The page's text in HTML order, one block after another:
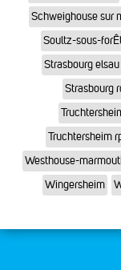
Schweighouse sur
Soultz-sous-
Strasbourg elsau
Strasbourg
Truchtersheim
Westhouse-
Wingersheim